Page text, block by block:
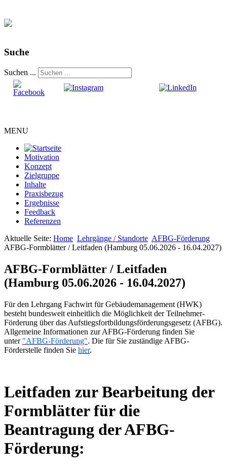
Suche
Suchen ...
MENU
Motivation
Konzept
Zielgruppe
Inhalte
Praxisbezug
Ergebnisse
Feedback
Referenzen
Aktuelle Seite: Home Lehrgänge / Standorte AFBG-Förderung
AFBG-Formblätter / Leitfaden (Hamburg 05.06.2026 - 16.04.2027)
AFBG-Formblätter / Leitfaden
(Hamburg 05.06.2026 - 16.04.2027)
Für den Lehrgang Fachwirt für Gebäudemanagement (HWK)
besteht bundesweit einheitlich die Möglichkeit der Teilnehmer-
Förderung über das Aufstiegsfortbildungsförderungsgesetz (AFBG).
Allgemeine Informationen zur AFBG-Förderung finden Sie
unter "AFBG-Förderung". Die für Sie zuständige AFBG-
Förderstelle finden Sie hier.
Leitfaden zur Bearbeitung der
Formblätter für die
Beantragung der AFBG-
Förderung: